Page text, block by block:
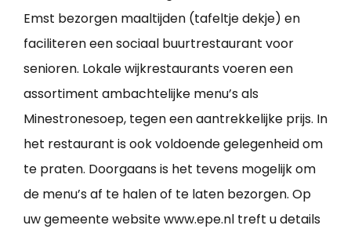
Emst bezorgen maaltijden (tafeltje dekje) en
faciliteren een sociaal buurtrestaurant voor
senioren. Lokale wijkrestaurants voeren een
assortiment ambachtelijke menu’s als
Minestronesoep, tegen een aantrekkelijke prijs. In
het restaurant is ook voldoende gelegenheid om
te praten. Doorgaans is het tevens mogelijk om
de menu’s af te halen of te laten bezorgen. Op
uw gemeente website www.epe.nl treft u details